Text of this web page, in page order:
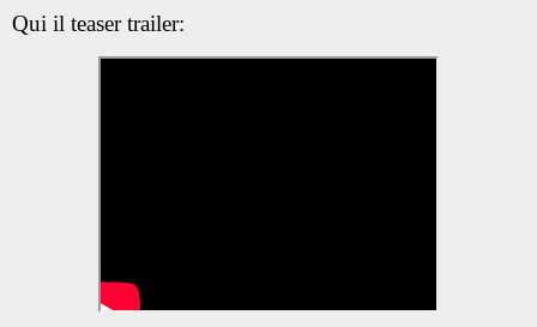
Qui il teaser trailer: